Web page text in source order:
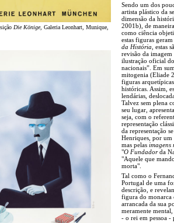
Die Könige, Galeria Leonhart, Munique,
Sendo um dos
artista plástico da
dimensão da
2001b), de
como ciência
estas figuras
da História ,
revisão da imagem
ilustração oficial
nacionais”. Em
mitogenia (Eliade
figuras
históricas. Assim,
lendárias,
Talvez sem plena
seu lugar,
seja, com o
representação
da representação
Henriques, por um
mas pelas imagens
"O Fundadorda
"Aquele que
morta".
Tal como o
Portugal de uma
descrição, e
figura do monarca
arrancada da sua
meramente
- o rei em pessoa -